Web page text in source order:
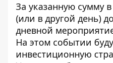
За указанную сумму
(или в другой день)
дневной
На этом событии
инвестиционную